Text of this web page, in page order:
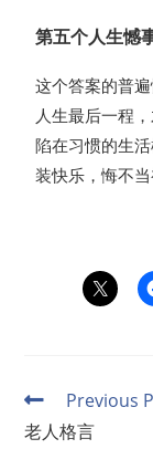
第五个人生憾
这个答案的普
人生最后一程
陷在习惯的生
装快乐，悔不当
Previous
老人格言